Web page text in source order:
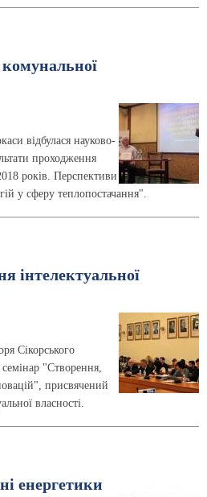
комунальної
відбулася науково-
проходження
років. Перспективи
у сферу теплопостачання".
інтелектуальної
Сікорського
"Створення,
присвячений
власності.
енергетики